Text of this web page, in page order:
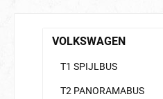
VOLKSWAGEN
T1 SPIJLBUS
T2 PANORAMABUS